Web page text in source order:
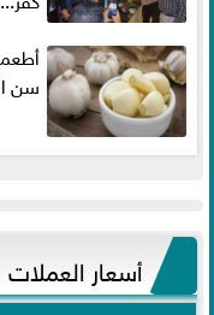
سن
أسعار العملات